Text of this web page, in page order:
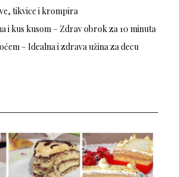
tikvice i krompira
i kus kusom – Zdrav obrok za 10 minuta
– Idealna i zdrava užina za decu